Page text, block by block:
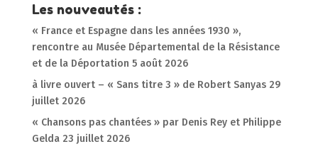
Les nouveautés :
« France et Espagne dans les années 1930 »,
rencontre au Musée Départemental de la Résistance
et de la Déportation 5 août 2026
à livre ouvert – « Sans titre 3 » de Robert Sanyas 29
juillet 2026
« Chansons pas chantées » par Denis Rey et Philippe
Gelda 23 juillet 2026